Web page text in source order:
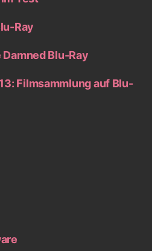
Ray
Blu-Ray
Filmsammlung auf Blu-